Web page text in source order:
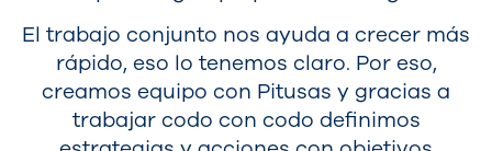
El trabajo conjunto nos ayuda a crecer más
rápido, eso lo tenemos claro. Por eso,
creamos equipo con Pitusas y gracias a
trabajar codo con codo definimos